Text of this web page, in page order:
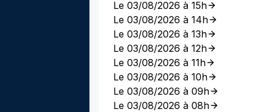
Le 03/08/2026 à 15h
Le 03/08/2026 à 14h
Le 03/08/2026 à 13h
Le 03/08/2026 à 12h
Le 03/08/2026 à 11h
Le 03/08/2026 à 10h
Le 03/08/2026 à 09h
Le 03/08/2026 à 08h